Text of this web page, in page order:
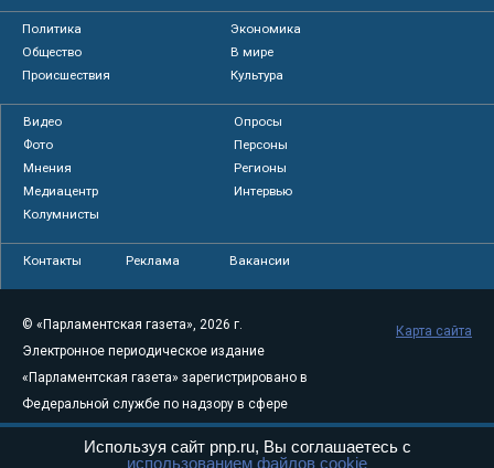
Политика
Экономика
Общество
В мире
Происшествия
Культура
Видео
Опросы
Фото
Персоны
Мнения
Регионы
Медиацентр
Интервью
Колумнисты
Контакты Реклама Вакансии
© «Парламентская газета», 2026 г.
Электронное периодическое издание
«Парламентская газета» зарегистрировано в
Федеральной службе по надзору в сфере
связи, информационных технологий и
массовых коммуникаций (Роскомнадзор) 05
Карта сайта
Используя сайт pnp.ru, Вы соглашаетесь с
использованием файлов cookie